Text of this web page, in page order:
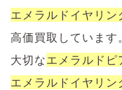
エメラルドイヤリン
高価買取しています。
大切なエメラルドピ
エメラルドイヤリン